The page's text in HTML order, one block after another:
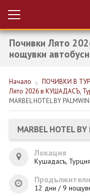
Вход за агенти
НОВА ГОДИНА
НОВА ГОДИНА
ПОЧИВКИ
КРУИЗИ
ЕКЗОТИКА
Почивки Лято
нощувки
Начало ПОЧИВКИ В
Лято 2026 в КУШАДАСЪ,
MARBEL HOTEL BY
MARBEL HOTEL
Локация
Кушадасъ, Турция
12 дни / 9